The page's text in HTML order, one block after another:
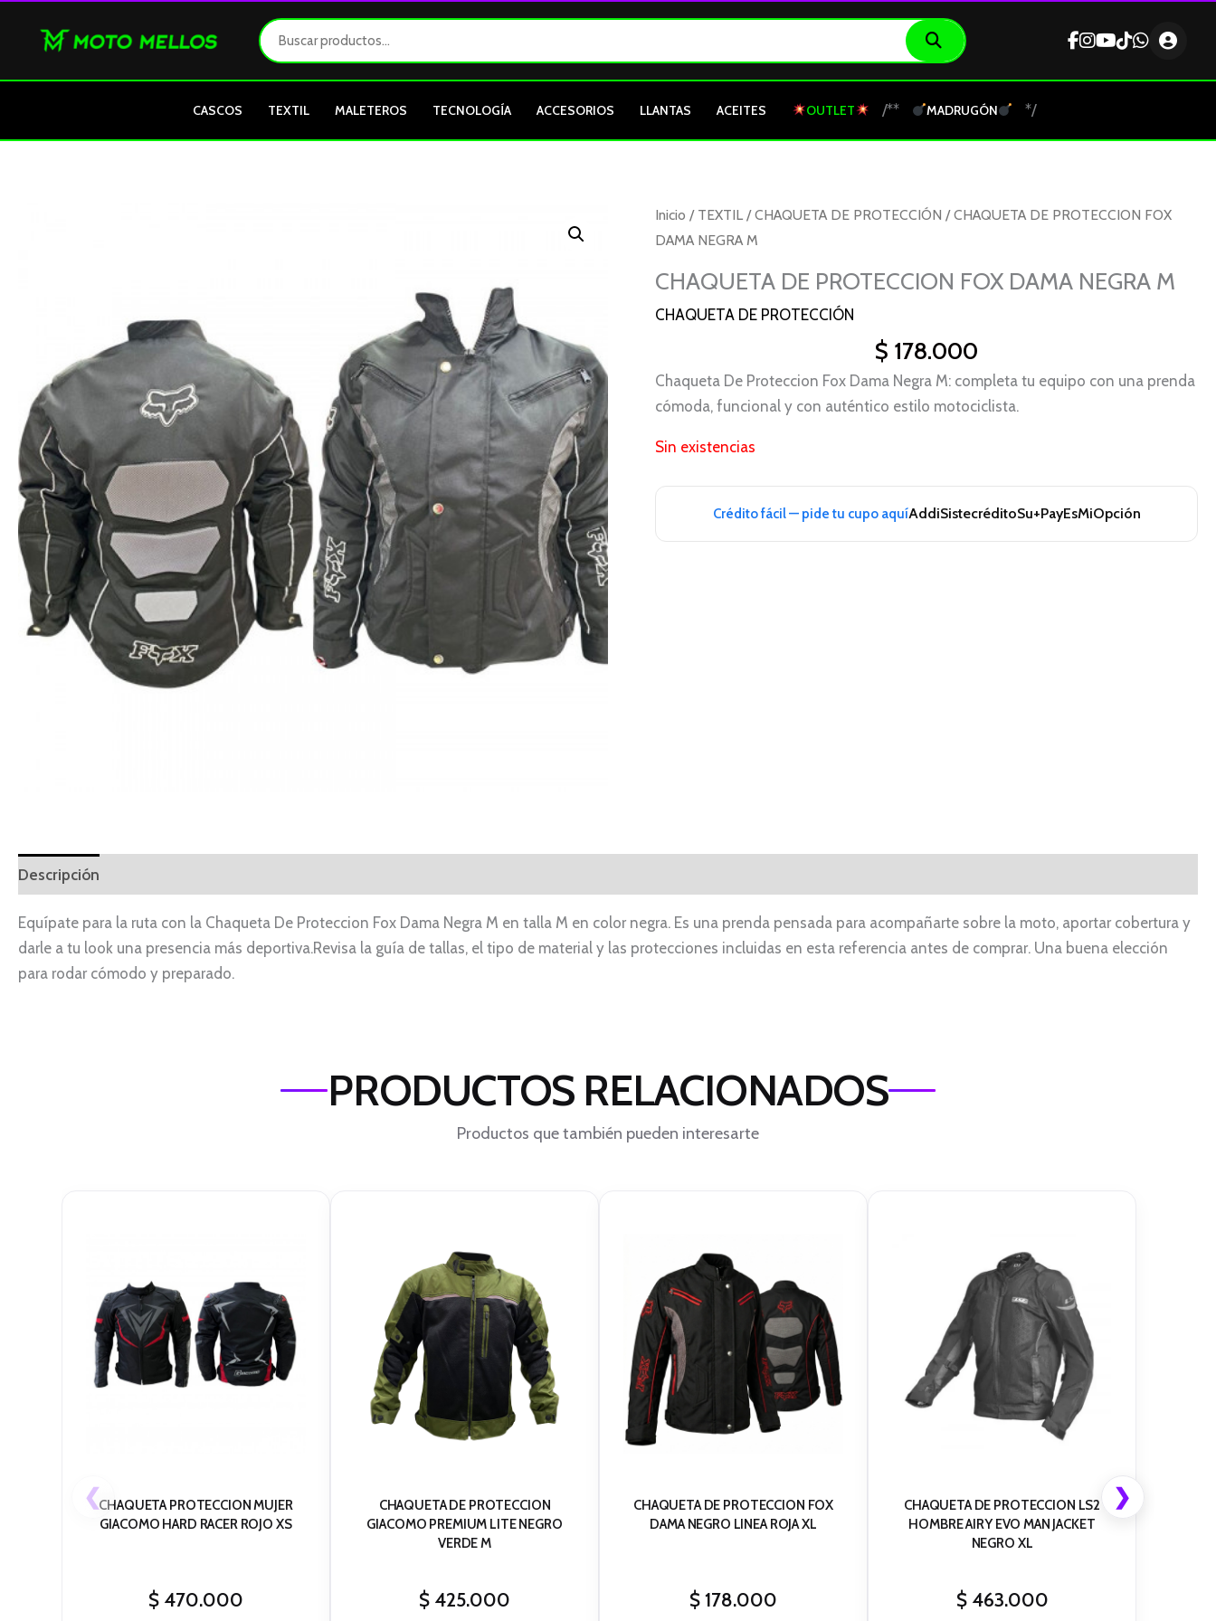
CASCOS TEXTIL MALETEROS TECNOLOGÍA ACCESORIOS LLANTAS ACEITES OUTLET /** MADRUGÓN */
Inicio / TEXTIL /CHAQUETA DE PROTECCIÓN / CHAQUETA DE PROTECCION FOX
DAMA NEGRA M
CHAQUETA DE PROTECCION FOX DAMA NEGRA M
CHAQUETA DE PROTECCIÓN
$ 178.000
Chaqueta De Proteccion Fox Dama Negra M: completa tu equipo con una prenda
cómoda, funcional y con auténtico estilo motociclista.
Sin existencias
Crédito fácil — pide tu cupo aquíAddiSistecréditoSu+PayEsMiOpción
Descripción
Equípate para la ruta con la Chaqueta De Proteccion Fox Dama Negra M en talla M en color negra. Es una prenda pensada para acompañarte sobre la moto, aportar cobertura y
darle a tu look una presencia más deportiva.Revisa la guía de tallas, el tipo de material y las protecciones incluidas en esta referencia antes de comprar. Una buena elección
para rodar cómodo y preparado.
PRODUCTOS RELACIONADOS
Productos que también pueden interesarte
CHAQUETA PROTECCION MUJER
GIACOMO HARD RACER ROJO XS
$ 470.000
CHAQUETA DE PROTECCION
GIACOMO PREMIUM LITE NEGRO
VERDE M
$ 425.000
tiene
múltiples
variantes.
Las
opciones
pueden
elegir
página
de
CHAQUETA DE PROTECCION FOX
DAMA NEGRO LINEA ROJA XL
$ 178.000
CHAQUETA DE PROTECCION LS2
HOMBRE AIRY EVO MAN JACKET
NEGRO XL
$463.000
❮ ❯